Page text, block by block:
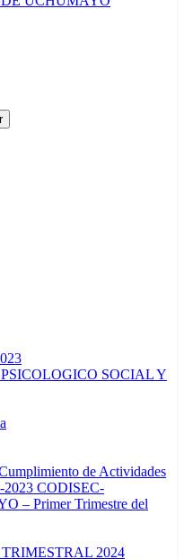
UCHUMAYO
SOCIAL Y
de Actividades
2023 CODISEC-
– Primer Trimestre del
2024